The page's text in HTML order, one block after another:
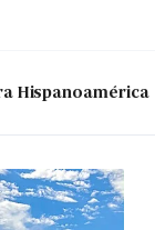
Hispanoamérica